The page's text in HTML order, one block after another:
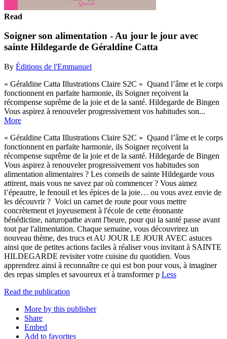
Read
Soigner son alimentation - Au jour le jour avec
sainte Hildegarde de Géraldine Catta
By Éditions de l'Emmanuel
« Géraldine Catta Illustrations Claire S2C » Quand l’âme et le corps
fonctionnent en parfaite harmonie, ils Soigner reçoivent la
récompense suprême de la joie et de la santé. Hildegarde de Bingen
Vous aspirez à renouveler progressivement vos habitudes son...
More
« Géraldine Catta Illustrations Claire S2C » Quand l’âme et le corps
fonctionnent en parfaite harmonie, ils Soigner reçoivent la
récompense suprême de la joie et de la santé. Hildegarde de Bingen
Vous aspirez à renouveler progressivement vos habitudes son
alimentation alimentaires ? Les conseils de sainte Hildegarde vous
attirent, mais vous ne savez par où commencer ? Vous aimez
l’épeautre, le fenouil et les épices de la joie… ou vous avez envie de
les découvrir ? Voici un carnet de route pour vous mettre
concrètement et joyeusement à l'école de cette étonnante
bénédictine, naturopathe avant l'heure, pour qui la santé passe avant
tout par l'alimentation. Chaque semaine, vous découvrirez un
nouveau thème, des trucs et AU JOUR LE JOUR AVEC astuces
ainsi que de petites actions faciles à réaliser vous invitant à SAINTE
HILDEGARDE revisiter votre cuisine du quotidien. Vous
apprendrez ainsi à reconnaître ce qui est bon pour vous, à imaginer
des repas simples et savoureux et à transformer p Less
Read the publication
More by this publisher
Share
Embed
Add to favorites